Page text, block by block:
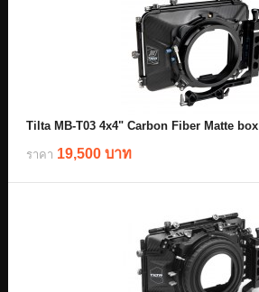
Tilta MB-T03 4x4" Carbon Fiber Matte box
ราคา 19,500 บาท